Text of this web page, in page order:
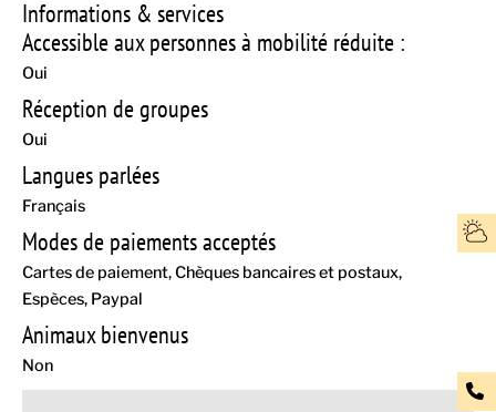
Informations & services
Accessible aux personnes à mobilité réduite :
Oui
Réception de groupes
Oui
Langues parlées
Français
Modes de paiements acceptés
Cartes de paiement Chèques bancaires et postaux
Espèces Paypal
Animaux bienvenus
Non